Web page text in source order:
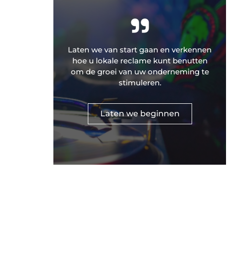
"
Laten we van start gaan en verkennen
hoe u lokale reclame kunt benutten
om de groei van uw onderneming te
stimuleren.
Laten we beginnen